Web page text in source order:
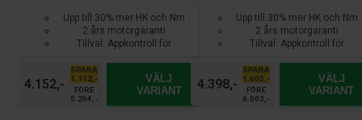
Upp till 30% mer HK och Nm
2 års motorgaranti
Tillval: Appkontroll för
4.152,-
SPARA
1.112,-
FÖRE
5.264,-
VÄLJ
VARIANT
Upp till 30% mer HK och Nm
2 års motorgaranti
Tillval: Appkontroll för
4.398,-
SPARA
1.605,-
FÖRE
6.003,-
VÄLJ
VARIANT